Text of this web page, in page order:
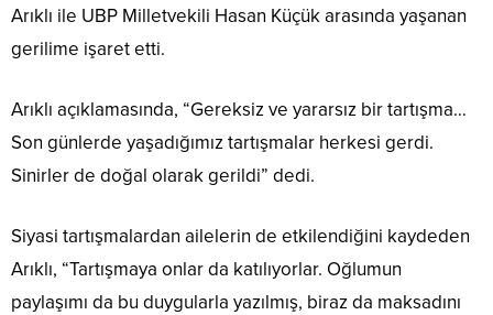
Arıklı ile UBP Milletvekili Hasan Küçük arasında yaşanan
gerilime işaret etti.
Arıklı açıklamasında, “Gereksiz ve yararsız bir tartışma…
Son günlerde yaşadığımız tartışmalar herkesi gerdi.
Sinirler de doğal olarak gerildi” dedi.
Siyasi tartışmalardan ailelerin de etkilendiğini kaydeden
Arıklı, “Tartışmaya onlar da katılıyorlar. Oğlumun
paylaşımı da bu duygularla yazılmış, biraz da maksadını